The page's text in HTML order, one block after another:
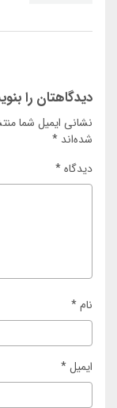
دیدگاهتان را
نشانی ایمیل شما
شده‌اند *
دیدگاه*
نام*
ایمیل*